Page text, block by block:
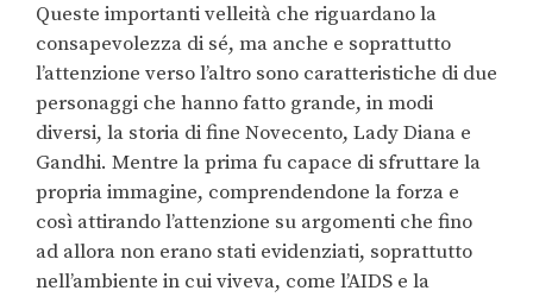
Queste importanti velleità che riguardano la
consapevolezza di sé, ma anche e soprattutto
l’attenzione verso l’altro sono caratteristiche di due
personaggi che hanno fatto grande, in modi
diversi, la storia di fine Novecento, Lady Diana e
Gandhi. Mentre la prima fu capace di sfruttare la
propria immagine, comprendendone la forza e
così attirando l’attenzione su argomenti che fino
ad allora non erano stati evidenziati, soprattutto
nell’ambiente in cui viveva, come l’AIDS e la